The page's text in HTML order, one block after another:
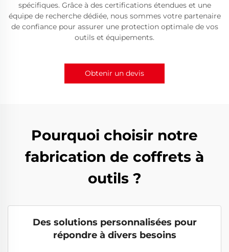
spécifiques. Grâce à des certifications étendues et une
équipe de recherche dédiée, nous sommes votre partenaire
de confiance pour assurer une protection optimale de vos
outils et équipements.
Obtenir un devis
Pourquoi choisir notre
fabrication de coffrets à
outils ?
Des solutions personnalisées pour
répondre à divers besoins